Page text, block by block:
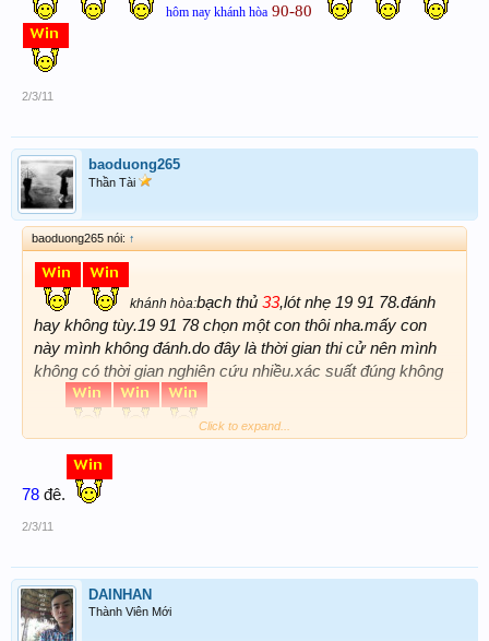
hôm nay khánh hòa 90-80
2/3/11
baoduong265
Thần Tài
baoduong265 nói: ↑
khánh hòa:bạch thủ 33,lót nhẹ 19 91 78.đánh
hay không tùy.19 91 78 chọn một con thôi nha.mấy con
này mình không đánh.do đây là thời gian thi cử nên mình
không có thời gian nghiên cứu nhiều.xác suất đúng không
Click to expand...
78 đê.
2/3/11
DAINHAN
Thành Viên Mới